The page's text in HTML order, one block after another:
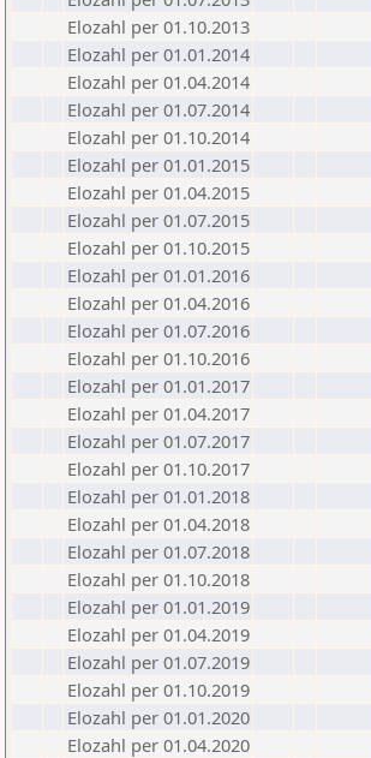
Elozahl per 01.10.2013
Elozahl per 01.01.2014
Elozahl per 01.04.2014
Elozahl per 01.07.2014
Elozahl per 01.10.2014
Elozahl per 01.01.2015
Elozahl per 01.04.2015
Elozahl per 01.07.2015
Elozahl per 01.10.2015
Elozahl per 01.01.2016
Elozahl per 01.04.2016
Elozahl per 01.07.2016
Elozahl per 01.10.2016
Elozahl per 01.01.2017
Elozahl per 01.04.2017
Elozahl per 01.07.2017
Elozahl per 01.10.2017
Elozahl per 01.01.2018
Elozahl per 01.04.2018
Elozahl per 01.07.2018
Elozahl per 01.10.2018
Elozahl per 01.01.2019
Elozahl per 01.04.2019
Elozahl per 01.07.2019
Elozahl per 01.10.2019
Elozahl per 01.01.2020
Elozahl per 01.04.2020